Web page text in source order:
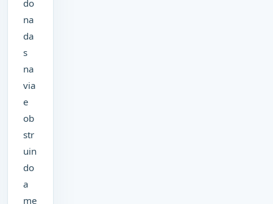
do
na
da
s
na
via
e
ob
str
uin
do
a
me